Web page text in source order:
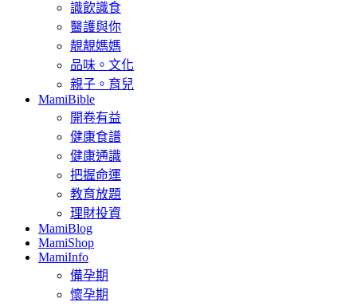
識飲識食
醫護與你
靚靚媽媽
品味。文化
親子。育兒
MamiBible
開卷有益
健康食譜
健康通識
把握命運
教育放題
理財投資
MamiBlog
MamiShop
MamiInfo
備孕期
懷孕期